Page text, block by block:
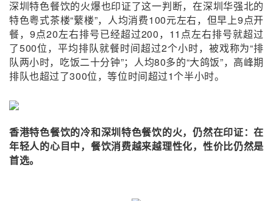
深圳特色餐饮的火爆也印证了这一判断，在深圳华强北的
特色粤式茶楼“蘩楼”，人均消费100元左右，但早上9点开
餐，9点20左右排号已经超过200，11点左右排号就超过
了500位，平均排队就餐时间超过2个小时，被戏称为“排
队两小时，吃饭二十分钟”；人均80多的“大鸽饭”，高峰期
排队也超过了300位，等位时间超过1个半小时。
香港特色餐饮的冷和深圳特色餐饮的火，仍然在印证：在
年轻人的心目中，餐饮消费越来越理性化，性价比仍然是
首选。